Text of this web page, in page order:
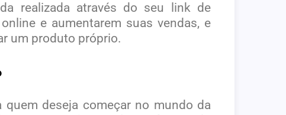
realizada através do seu link de
e aumentarem suas vendas, e
um produto próprio.
deseja começar no mundo da